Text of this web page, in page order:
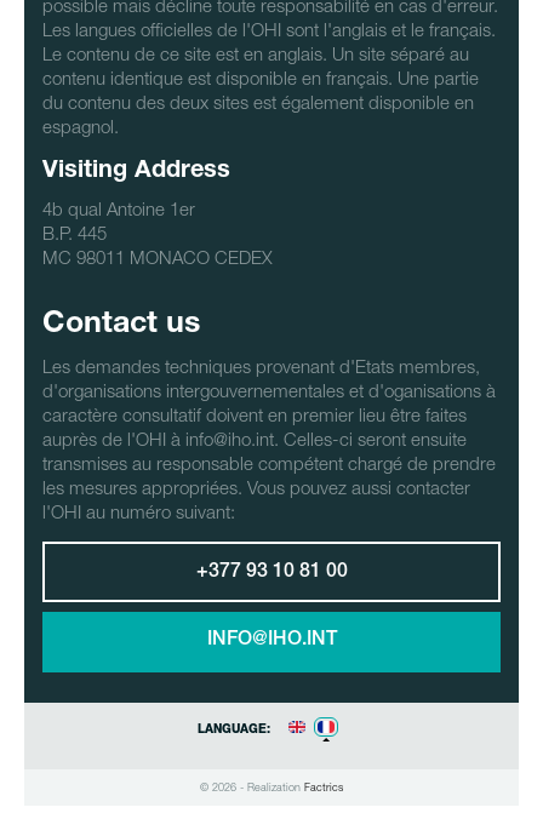
Les langues officielles de l'OHI sont l'anglais et le français.
Le contenu de ce site est en anglais. Un site séparé au
contenu identique est disponible en français. Une partie
du contenu des deux sites est également disponible en
espagnol.
Visiting Address
4b qual Antoine 1er
B.P. 445
MC 98011 MONACO CEDEX
Contact us
Les demandes techniques provenant d'Etats membres,
d'organisations intergouvernementales et d'oganisations à
caractère consultatif doivent en premier lieu être faites
auprès de l'OHI à info@iho.int. Celles-ci seront ensuite
transmises au responsable compétent chargé de prendre
les mesures appropriées. Vous pouvez aussi contacter
l'OHI au numéro suivant:
+377 93 10 81 00
INFO@IHO.INT
LANGUAGE:
© 2026 - Realization Factrics